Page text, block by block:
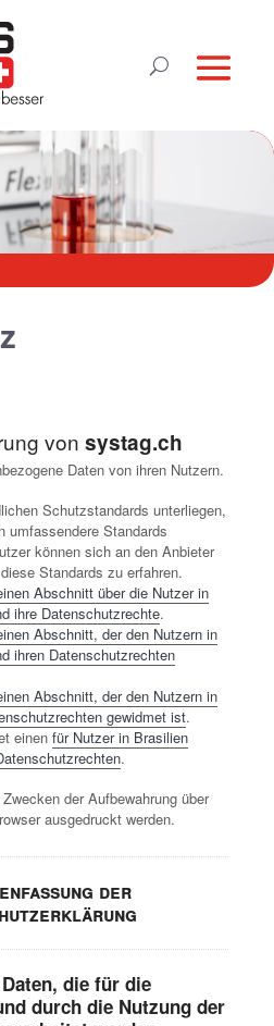
vonsystag.ch
Daten von ihren Nutzern.
Schutzstandards unterliegen,
umfassendere Standards
können sich an den Anbieter
Standards zu erfahren.
Abschnitt über die Nutzer in
ihre Datenschutzrechte.
Abschnitt, der den Nutzern in
ihren Datenschutzrechten
Abschnitt, der den Nutzern in
gewidmet ist.
einenfür Nutzer in Brasilien
.
der Aufbewahrung über
ausgedruckt werden.
der
die für die
durch die Nutzung der